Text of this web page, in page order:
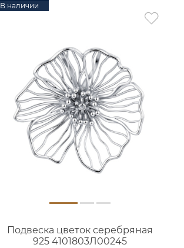
В наличии
Подвеска цветок серебряная
925 4101803Л00245